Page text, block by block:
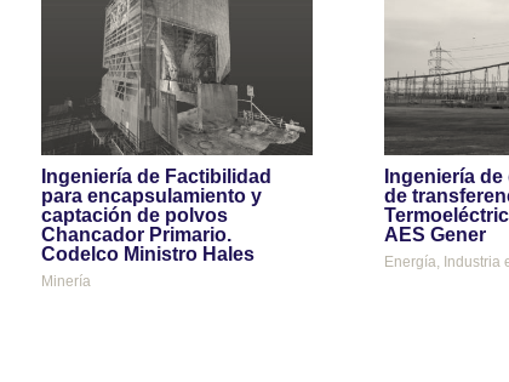
Ingeniería de Factibilidad
para encapsulamiento y
captación de polvos
Chancador Primario.
Codelco Ministro Hales
Minería
Ingeniería
de
AES Gener
Energía, Industria